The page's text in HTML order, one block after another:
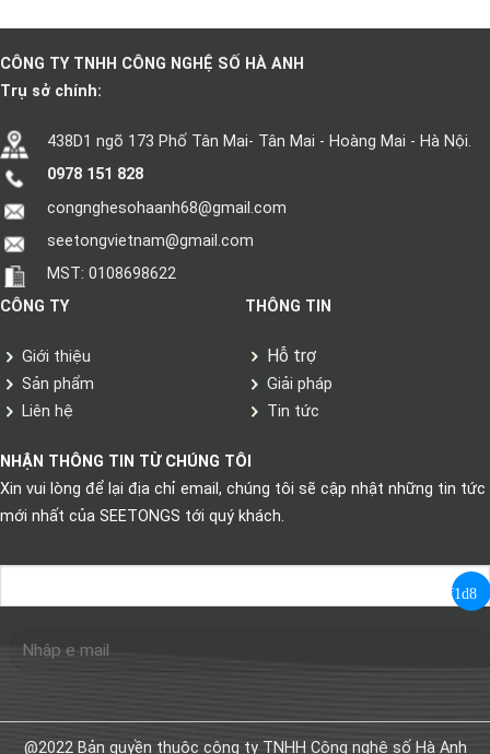
CÔNG TY TNHH CÔNG NGHỆ SỐ HÀ ANH
Trụ sở chính:
438D1 ngõ 173 Phố Tân Mai- Tân Mai - Hoàng Mai - Hà Nội.
0978 151 828
congnghesohaanh68@gmail.com
seetongvietnam@gmail.com
MST: 0108698622
CÔNG TY
Giới thiệu
Sản phẩm
Liên hệ
THÔNG TIN
Hỗ trợ
Giải pháp
Tin tức
NHẬN THÔNG TIN TỪ CHÚNG TÔI
Xin vui lòng để lại địa chỉ email, chúng tôi sẽ cập nhật những tin tức
mới nhất của SEETONGS tới quý khách.
@2022 Bản quyền thuộc công ty TNHH Công nghệ số Hà Anh